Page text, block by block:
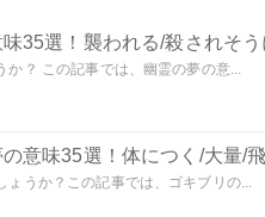
味35選！襲われる/殺されそ
か？ この記事では、幽霊の夢の意...
の意味35選！体につく/大量/
ょうか？この記事では、ゴキブリの...